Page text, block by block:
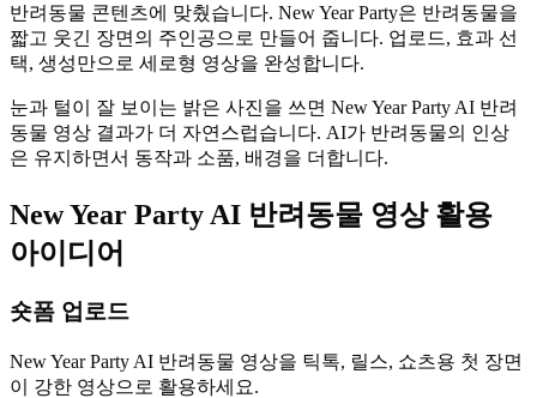
반려동물 콘텐츠에 맞췄습니다. New Year Party은 반려동물을
짧고 웃긴 장면의 주인공으로 만들어 줍니다. 업로드, 효과 선
택, 생성만으로 세로형 영상을 완성합니다.
눈과 털이 잘 보이는 밝은 사진을 쓰면 New Year Party AI 반려
동물 영상 결과가 더 자연스럽습니다. AI가 반려동물의 인상
은 유지하면서 동작과 소품, 배경을 더합니다.
New Year Party AI 반려동물 영상 활용
아이디어
숏폼 업로드
New Year Party AI 반려동물 영상을 틱톡, 릴스, 쇼츠용 첫 장면
이 강한 영상으로 활용하세요.